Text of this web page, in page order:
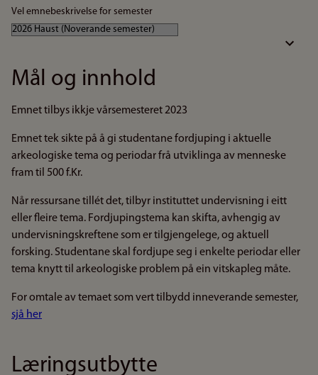
Vel emnebeskrivelse for semester
Mål og innhold
Emnet tilbys ikkje vårsemesteret 2023
Emnet tek sikte på å gi studentane fordjuping i aktuelle
arkeologiske tema og periodar frå utviklinga av menneske
fram til 500 f.Kr.
Når ressursane tillét det, tilbyr instituttet undervisning i eitt
eller fleire tema. Fordjupingstema kan skifta, avhengig av
undervisningskreftene som er tilgjengelege, og aktuell
forsking. Studentane skal fordjupe seg i enkelte periodar eller
tema knytt til arkeologiske problem på ein vitskapleg måte.
For omtale av temaet som vert tilbydd inneverande semester,
sjå her
Læringsutbytte